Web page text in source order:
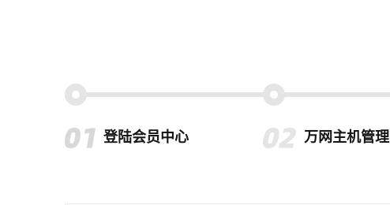
登陆会员中心 万网主机管理